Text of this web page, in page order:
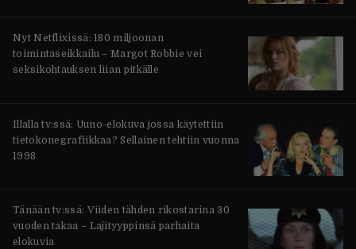
Nyt Netflixissä: 180 miljoonan
toimintaseikkailu – Margot Robbie vei
seksikohtauksen liian pitkälle
Illalla tv:ssä: Uuno-elokuva jossa käytettiin
tietokonegrafiikkaa? Sellainen tehtiin vuonna
1998
Tänään tv:ssä: Viiden tähden rikostarina 30
vuoden takaa – Lajityyppinsä parhaita
elokuvia